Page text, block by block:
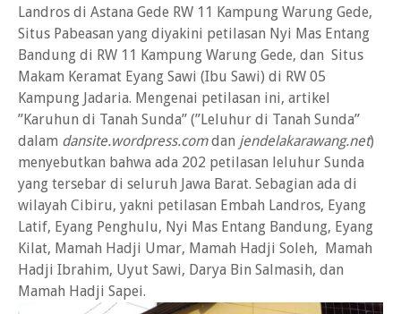
Landros di Astana Gede RW 11 Kampung Warung Gede,
Situs Pabeasan yang diyakini petilasan Nyi Mas Entang
Bandung di RW 11 Kampung Warung Gede, dan Situs
Makam Keramat Eyang Sawi (Ibu Sawi) di RW 05
Kampung Jadaria. Mengenai petilasan ini, artikel
”Karuhun di Tanah Sunda” (”Leluhur di Tanah Sunda”
dalam dansite.wordpress.comdan jendelakarawang.net)
menyebutkan bahwa ada 202 petilasan leluhur Sunda
yang tersebar di seluruh Jawa Barat. Sebagian ada di
wilayah Cibiru, yakni petilasan Embah Landros, Eyang
Latif, Eyang Penghulu, Nyi Mas Entang Bandung, Eyang
Kilat, Mamah Hadji Umar, Mamah Hadji Soleh, Mamah
Hadji Ibrahim, Uyut Sawi, Darya Bin Salmasih, dan
Mamah Hadji Sapei.